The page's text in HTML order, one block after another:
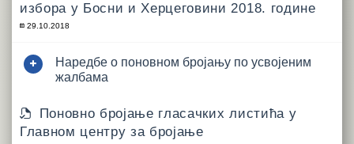
избора у Босни и Херцеговини 2018. године
29.10.2018
Наредбе о поновном бројању по усвојеним
жалбама
Поновно бројање гласачких листића у
Главном центру за бројање